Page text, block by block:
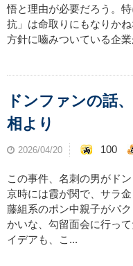
悟と理由が必要だろう。
抗」は命取りにもなりか
方針に嚙みついている企
ドンファンの話
相より
2026/04/20 100
この事件、名刺の男がド
京時には霞が関で、サラ
藤組系のポン中親子がパ
かいな、勾留面会に行っ
イデアも、こ...